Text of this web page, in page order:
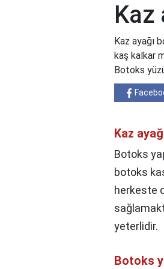
Kaz
Kaz ayağı
kaş kalkar
Botoks
Kaz
Botoks
botoks
herkeste
yeterlidir.
Botoks